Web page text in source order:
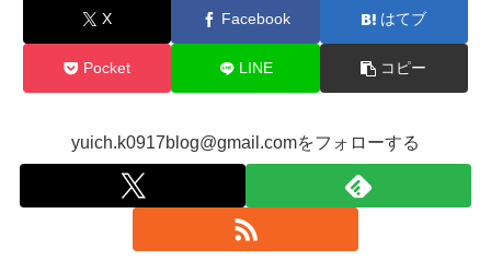
X Facebook はてブ
Pocket LINE コピー
yuich.k0917blog@gmail.comをフォローする